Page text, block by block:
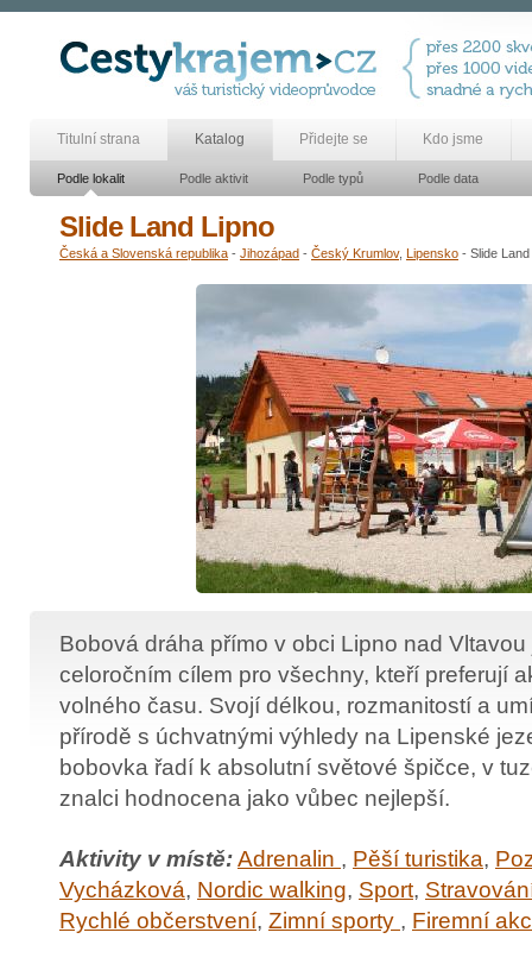
Titulní strana Katalog Přidejte se Kdo jsme
Podle lokalit Podle aktivit Podle typů Podle data
Slide Land Lipno
Česká a Slovenská republika - Jihozápad - Český Krumlov, Lipensko - Slide
Bobová dráha přímo v obci Lipno nad
celoročním cílem pro všechny, kteří preferují
volného času. Svojí délkou, rozmanitostí a
přírodě s úchvatnými výhledy na Lipenské
bobovka řadí k absolutní světové špičce, v
znalci hodnocena jako vůbec nejlepší.
Aktivity v místě:Adrenalin , Pěší turistika,
Vycházková, Nordic walking, Sport,
Rychlé občerstvení, Zimní sporty , Firemní